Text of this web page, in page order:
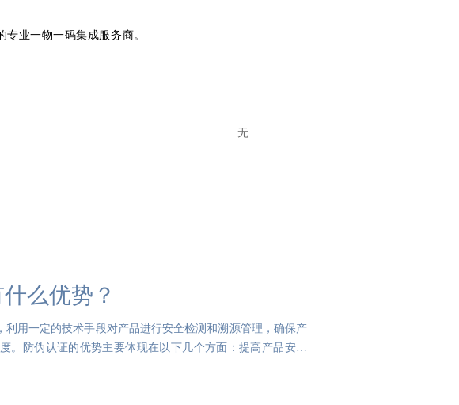
业一物一码集成服务商。
无
么优势？
用一定的技术手段对产品进行安全检测和溯源管理，确保产
。防伪认证的优势主要体现在以下几个方面：提高产品安全